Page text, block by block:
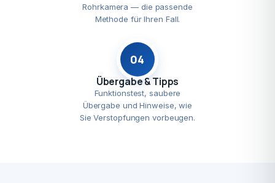
Rohrkamera — die passende
Methode für Ihren Fall.
04
Übergabe & Tipps
Funktionstest, saubere
Übergabe und Hinweise, wie
Sie Verstopfungen vorbeugen.